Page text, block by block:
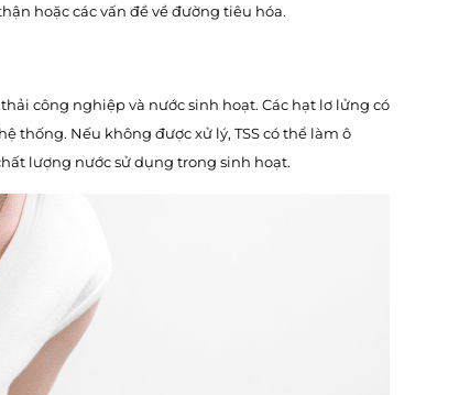
hoặc các vấn đề về đường tiêu hóa.
công nghiệp và nước sinh hoạt. Các hạt lơ lửng có
thống. Nếu không được xử lý, TSS có thể làm ô
lượng nước sử dụng trong sinh hoạt.